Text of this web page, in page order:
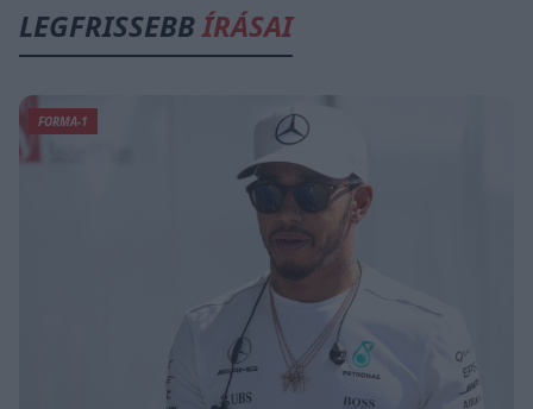
LEGFRISSEBBÍRÁSAI
FORMA-1